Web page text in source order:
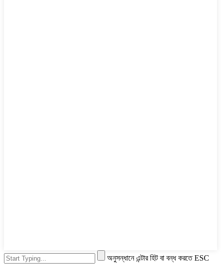
অনুসন্ধানে এন্টার হিট বা বন্ধ করতে ESC